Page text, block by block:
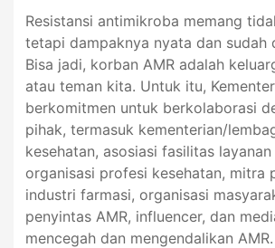
Resistansi antimikroba memang
tetapi dampaknya nyata dan sudah
Bisa jadi, korban AMR adalah
atau teman kita. Untuk itu,
berkomitmen untuk berkolaborasi
pihak, termasuk kementerian/
kesehatan, asosiasi fasilitas layanan
organisasi profesi kesehatan, mitra
industri farmasi, organisasi
penyintas AMR, influencer, dan
mencegah dan mengendalikan AMR.